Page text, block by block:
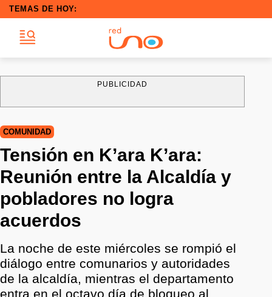
TEMAS DE HOY:
PUBLICIDAD
COMUNIDAD
Tensión en K’ara K’ara:
Reunión entre la Alcaldía y
pobladores no logra
acuerdos
La noche de este miércoles se rompió el
diálogo entre comunarios y autoridades
de la alcaldía, mientras el departamento
entra en el octavo día de bloqueo al